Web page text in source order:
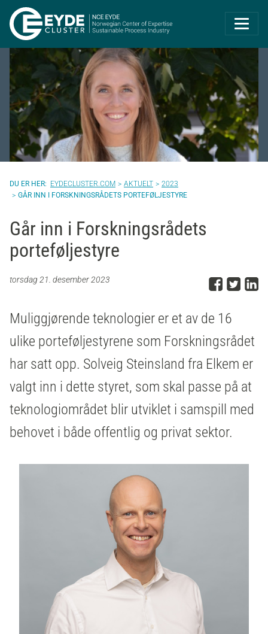
Eyde-Cluster |
EYDECLUSTER.COM AKTUELT
2023
GÅR INN I FORSKNINGSRÅDETS PORTEFØLJESTYRE
Går inn i Forskningsrådets
porteføljestyre
torsdag 21. desember 2023 DelDel
Muliggjørende teknologier er et av de 16
ulike porteføljestyrene som Forskningsrådet
har satt opp. Solveig Steinsland fra Elkem er
valgt inn i dette styret, som skal passe på at
teknologiområdet blir utviklet i samspill med
behovet i både offentlig og privat sektor.